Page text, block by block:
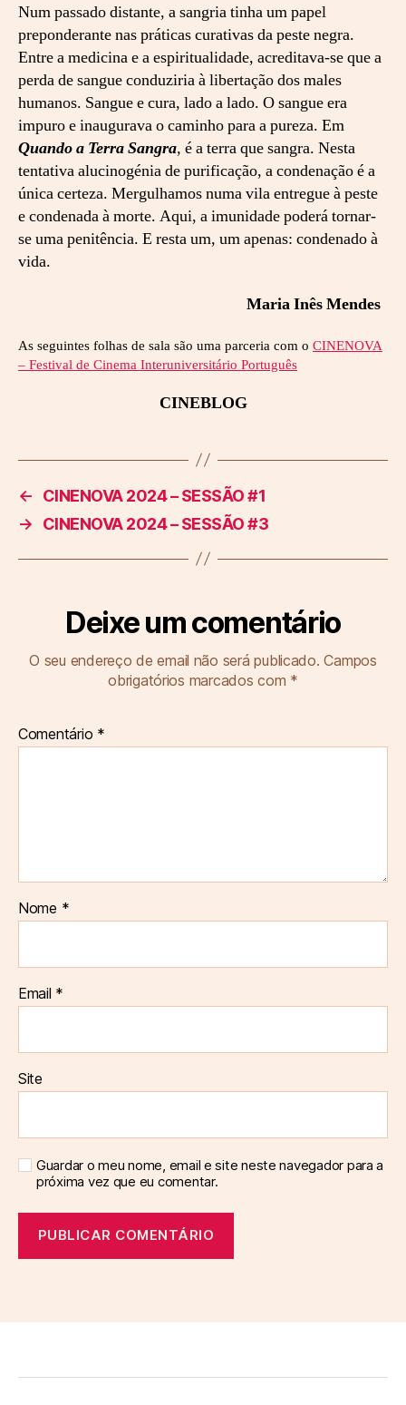
Num passado distante, a sangria tinha um papel
preponderante nas práticas curativas da peste negra.
Entre a medicina e a espiritualidade, acreditava-se que a
perda de sangue conduziria à libertação dos males
humanos. Sangue e cura, lado a lado. O sangue era
impuro e inaugurava o caminho para a pureza. Em
Quando a Terra Sangra, é a terra que sangra. Nesta
tentativa alucinogénia de purificação, a condenação é a
única certeza. Mergulhamos numa vila entregue à peste
e condenada à morte. Aqui, a imunidade poderá tornar-
se uma penitência. E resta um, um apenas: condenado à
vida.
Maria Inês Mendes
As seguintes folhas de sala são uma parceria com o CINENOVA
– Festival de Cinema Interuniversitário Português
CINEBLOG
←
CINENOVA 2024 – SESSÃO #1
→
CINENOVA 2024 – SESSÃO #3
Deixe um comentário
O seu endereço de email não será publicado. Campos
obrigatórios marcados com *
Comentário *
Nome *
Email *
Site
Guardar o meu nome, email e site neste navegador para a
próxima vez que eu comentar.